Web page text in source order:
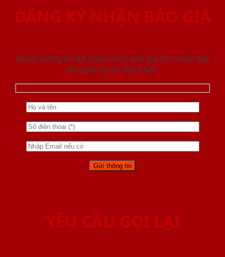
ĐĂNG KÝ NHẬN BÁO GIÁ
Nhập thông tin để nhận được báo giá mới nhât đầy
đủ nhất và chi tiết nhất.
YÊU CẦU GỌI LẠI